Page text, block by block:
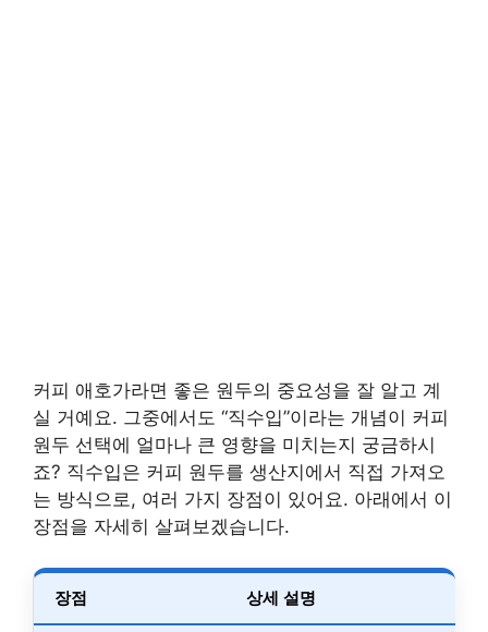
커피 애호가라면 좋은 원두의 중요성을 잘 알고 계
실 거예요. 그중에서도 “직수입”이라는 개념이 커피
원두 선택에 얼마나 큰 영향을 미치는지 궁금하시
죠? 직수입은 커피 원두를 생산지에서 직접 가져오
는 방식으로, 여러 가지 장점이 있어요. 아래에서 이
장점을 자세히 살펴보겠습니다.
장점 상세 설명